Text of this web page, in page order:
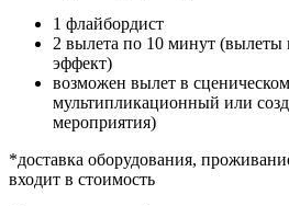
1 флайбордист
2 вылета по 10 минут
эффект)
возможен вылет в
мультипликационный или
мероприятия)
*доставка оборудования,
входит в стоимость